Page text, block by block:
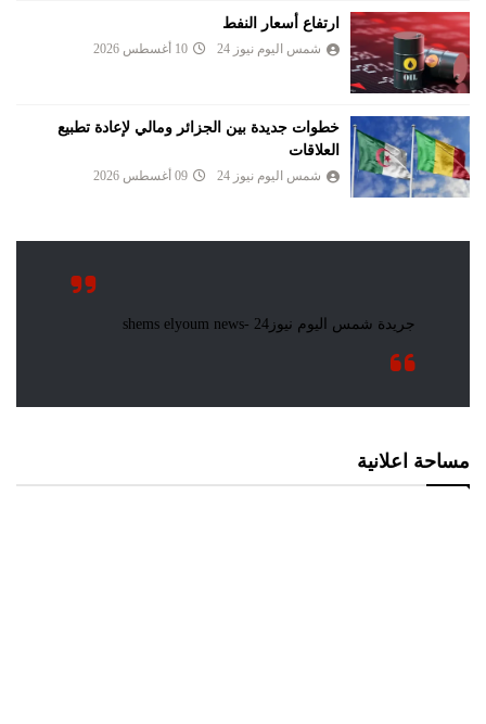
ارتفاع أسعار النفط
شمس اليوم نيوز 24 10 أغسطس 2026
خطوات جديدة بين الجزائر ومالي لإعادة تطبيع
العلاقات
شمس اليوم نيوز 24 09 أغسطس 2026
مساحة اعلانية